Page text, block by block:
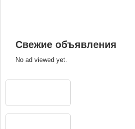
Свежие объявления
No ad viewed yet.